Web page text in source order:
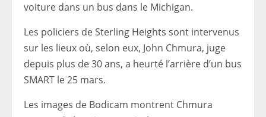
voiture dans un bus dans le Michigan.
Les policiers de Sterling Heights sont intervenus
sur les lieux où, selon eux, John Chmura, juge
depuis plus de 30 ans, a heurté l’arrière d’un bus
SMART le 25 mars.
Les images de Bodicam montrent Chmura